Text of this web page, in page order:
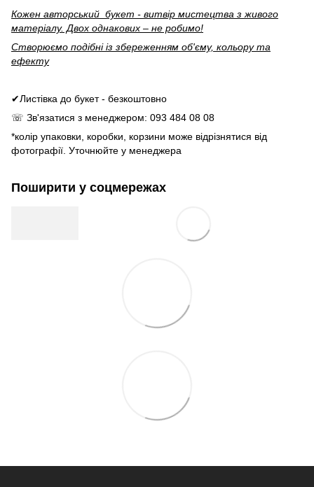
Кожен авторський букет - витвір мистецтва з живого
матеріалу. Двох однакових – не робимо!
Створюємо подібні із збереженням об'єму, кольору та
ефекту
✔Листівка до букет - безкоштовно
☏ Зв'язатися з менеджером: 093 484 08 08
*колір упаковки, коробки, корзини може відрізнятися від
фотографії. Уточнюйте у менеджера
Поширити у соцмережах